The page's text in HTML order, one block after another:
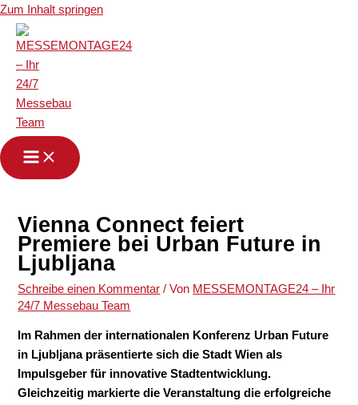
Zum Inhalt springen
Vienna Connect feiert
Premiere bei Urban Future in
Ljubljana
Schreibe einen Kommentar / Von MESSEMONTAGE24 – Ihr
24/7 Messebau Team
Im Rahmen der internationalen KonferenzUrban Future
in Ljubljanapräsentierte sich die StadtWien als
Impulsgeber für innovative Stadtentwicklung.
Gleichzeitig markierte die Veranstaltung die erfolgreiche